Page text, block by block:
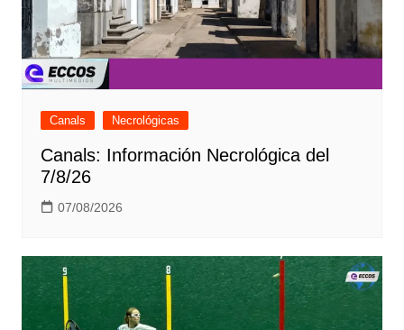
Canals Necrológicas
Canals: Información Necrológica del
7/8/26
07/08/2026